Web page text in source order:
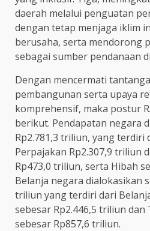
daerah melalui penguatan
dengan tetap menjaga iklim
berusaha, serta mendorong
sebagai sumber pendanaan
Dengan mencermati
pembangunan serta upaya
komprehensif, maka postur
berikut. Pendapatan negara
Rp2.781,3 triliun, yang terdiri
Perpajakan Rp2.307,9 triliun
Rp473,0 triliun, serta Hibah
Belanja negara dialokasikan
triliun yang terdiri dari
sebesar Rp2.446,5 triliun
sebesar Rp857,6 triliun.